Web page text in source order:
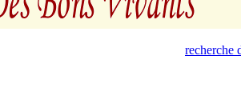
recherche